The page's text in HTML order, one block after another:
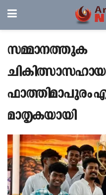
സമ്മാനത്തുക
ഫാത്തിമാപുരം
മാതൃകയായി